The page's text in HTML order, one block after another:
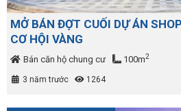
MỞ BÁN ĐỢT CUỐI DỰ ÁN
CƠ HỘI VÀNG
Bán căn hộ chung cư 100m2
3 năm trước 1264